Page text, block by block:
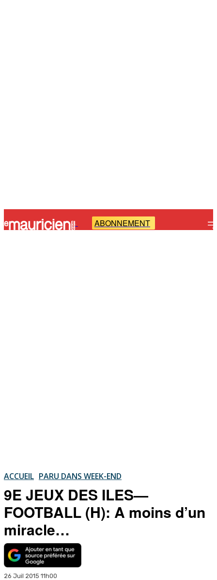
- ABONNEMENT
ACCUEIL PARU DANS WEEK-END
9E JEUX DES ILES—
FOOTBALL (H): A moins d’un
miracle…
26 Juil 2015 11h00